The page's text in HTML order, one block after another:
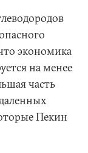
экономика
на менее
часть
Пекин